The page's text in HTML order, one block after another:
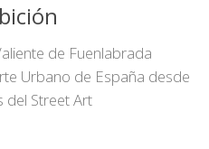
de Fuenlabrada
Urbano de España desde
del Street Art